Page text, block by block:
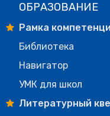
ОБРАЗОВАНИЕ
Рамка
Библиотека
Навигатор
УМК для школ
Литературный